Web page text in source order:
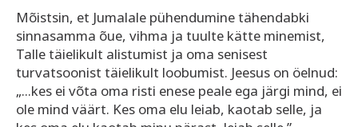
Mõistsin, et Jumalale pühendumine tähendabki
sinnasamma õue, vihma ja tuulte kätte minemist,
Talle täielikult alistumist ja oma senisest
turvatsoonist täielikult loobumist. Jeesus on öelnud:
„...kes ei võta oma risti enese peale ega järgi mind, ei
ole mind väärt. Kes oma elu leiab, kaotab selle, ja